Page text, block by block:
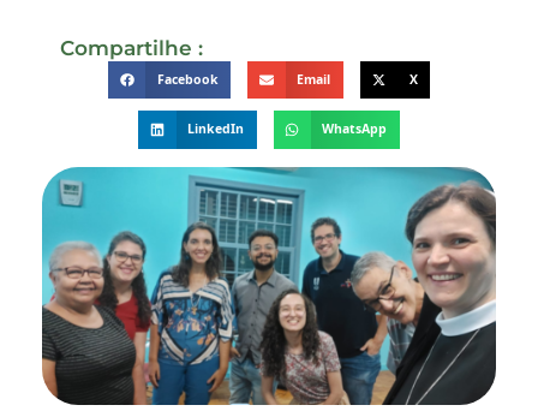
Compartilhe :
Facebook Email X
LinkedIn WhatsApp